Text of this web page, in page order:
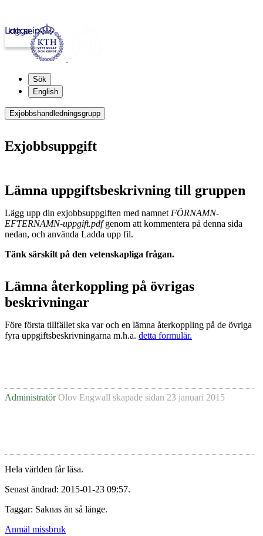
kth.se
Logga in
Sök
English
Exjobbshandledningsgrupp
Exjobbsuppgift
Lämna uppgiftsbeskrivning till gruppen
Lägg upp din exjobbsuppgiften med namnet FÖRNAMN-
EFTERNAMN-uppgift.pdfgenom att kommentera på denna sida
nedan, och använda Ladda upp fil.
Tänk särskilt på den vetenskapliga frågan.
Lämna återkoppling på övrigas
beskrivningar
Före första tillfället ska var och en lämna återkoppling på de övriga
fyra uppgiftsbeskrivningarna m.h.a. detta formulär.
Administratör Olov Engwall skapade sidan 23 januari 2015
Hela världen får läsa.
Senast ändrad: 2015-01-23 09:57.
Taggar: Saknas än så länge.
Anmäl missbruk